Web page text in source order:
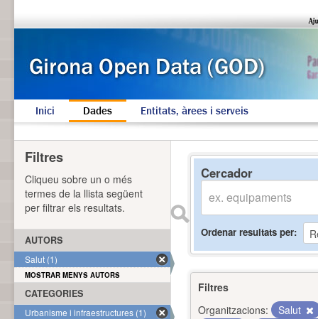
Inici Dades Entitats, àrees i serveis
Cercador
Ordenar resultats per
Filtres
Organitzacions:
Salut
Filtres
Cliqueu sobre un o més
termes de la llista següent
per filtrar els resultats.
AUTORS
Salut (1)
MOSTRAR MENYS AUTORS
CATEGORIES
Urbanisme i infraestructures (1)